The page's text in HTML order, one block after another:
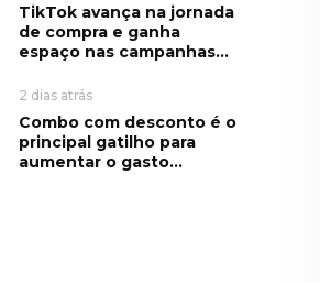
TikTok avança na jornada
de compra e ganha
espaço nas campanhas...
2 dias atrás
Combo com desconto é o
principal gatilho para
aumentar o gasto...